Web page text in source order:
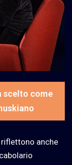
scelto come
anche